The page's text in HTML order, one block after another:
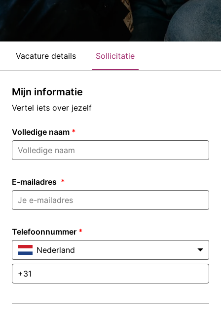
Vacature details Sollicitatie
Mijn informatie
Vertel iets over jezelf
Volledige naam *
E-mailadres *
Telefoonnummer *
Nederland